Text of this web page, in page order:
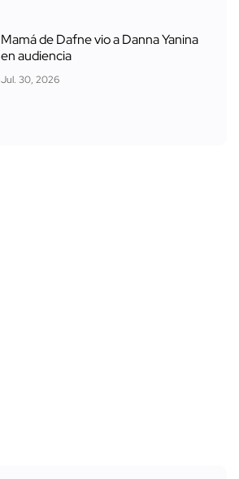
Mamá de Dafne vio a Danna Yanina
en audiencia
Jul. 30, 2026